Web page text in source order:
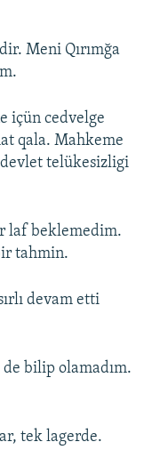
Meni Qırımğa
içün cedvelge
qala. Mahkeme
devlet telükesizligi
laf beklemedim.
tahmin.
devam etti
bilip olamadım.
tek lagerde.